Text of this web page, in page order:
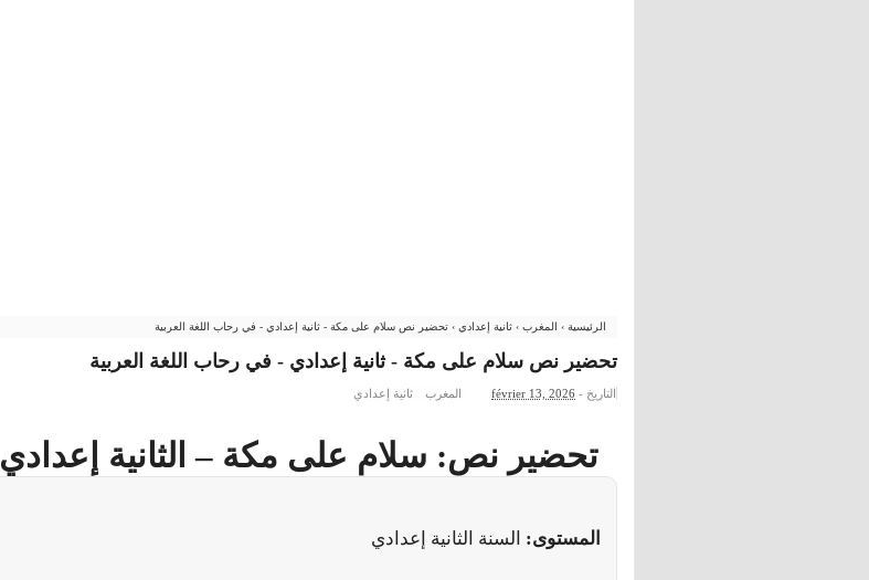
الرئيسية › المغرب › ثانية إعدادي › تحضير نص سلام على مكة - ثانية إعدادي - في رحاب اللغة العربية
تحضير نص سلام على مكة - ثانية إعدادي - في رحاب اللغة العربية
التاريخ - février 13, 2026 المغرب ثانية إعدادي
تحضير نص: سلام على مكة – الثانية إعدادي
المستوى: السنة الثانية إعدادي